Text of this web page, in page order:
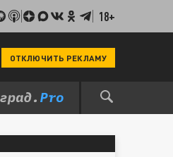
18+
ОТКЛЮЧИТЬ РЕКЛАМУ